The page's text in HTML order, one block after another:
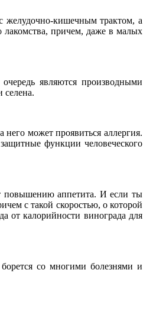
желудочно-кишечным трактом, а
лакомства, причем, даже в малых
являются производными
селена.
может проявиться аллергия.
функции человеческого
повышению аппетита. И если ты
с такой скоростью, о которой
от калорийности винограда для
со многими болезнями и